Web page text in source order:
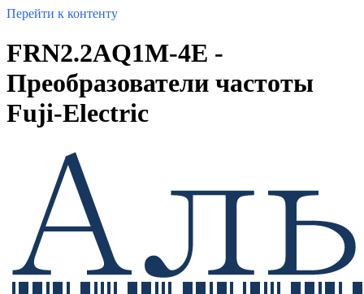
Перейти к контенту
FRN2.2AQ1M-4E -
Преобразователи частоты
Fuji-Electric